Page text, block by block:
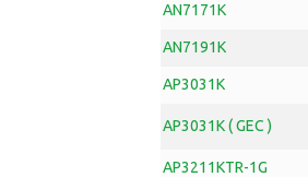
AN7171K
AN7191K
AP3031K
AP3031K ( GEC )
AP3211KTR-1G